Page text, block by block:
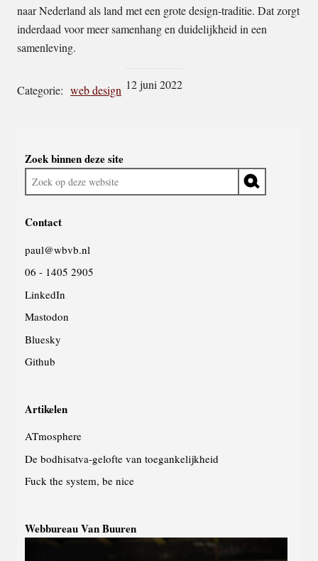
naar Nederland als land met een grote design-traditie. Dat zorgt
inderdaad voor meer samenhang en duidelijkheid in een
samenleving.
Categorie: web design 12 juni 2022
algemeen
Zoek binnen deze site
Zoek
op
website
Contact
paul@wbvb.nl
06 - 1405 2905
LinkedIn
Mastodon
Bluesky
Github
Artikelen
ATmosphere
De bodhisatva-gelofte van toegankelijkheid
Fuck the system, be nice
Webbureau Van Buuren